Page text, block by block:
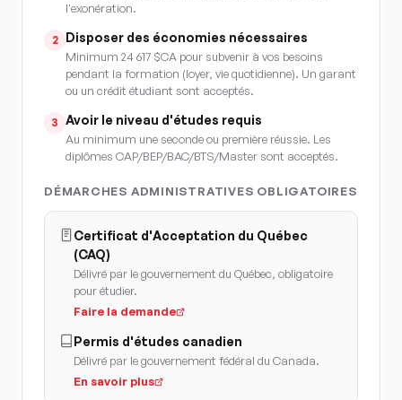
l'exonération.
2 Disposer des économies nécessaires
Minimum 24 617 $CA pour subvenir à vos besoins
pendant la formation (loyer, vie quotidienne). Un garant
ou un crédit étudiant sont acceptés.
3 Avoir le niveau d'études requis
Au minimum une seconde ou première réussie. Les
diplômes CAP/BEP/BAC/BTS/Master sont acceptés.
DÉMARCHES ADMINISTRATIVES OBLIGATOIRES
Certificat d'Acceptation du Québec
(CAQ)
Délivré par le gouvernement du Québec, obligatoire
pour étudier.
Faire la demande
Permis d'études canadien
Délivré par le gouvernement fédéral du Canada.
En savoir plus